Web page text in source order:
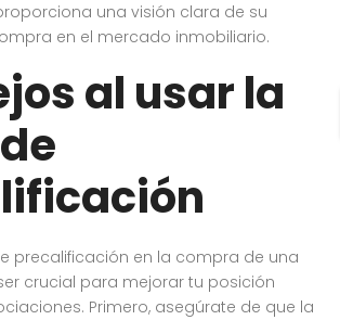
una visión clara de su
en el mercado inmobiliario.
al usar la
precalificación en la compra de una
crucial para mejorar tu posición
Primero, asegúrate de que la